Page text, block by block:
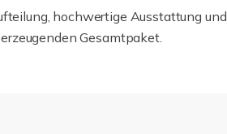
hochwertige Ausstattung und
Gesamtpaket.